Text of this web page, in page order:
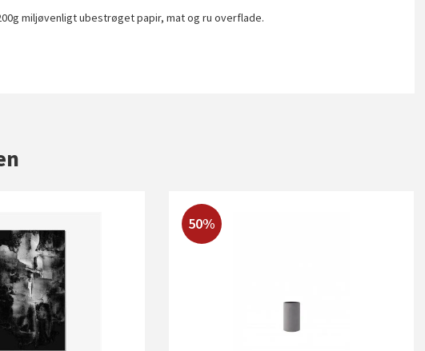
miljøvenligt ubestrøget papir, mat og ru overflade.
50%